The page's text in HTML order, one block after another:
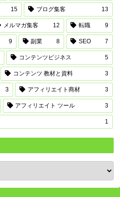
15 ブログ集客 13
メルマガ集客 12 転職 9
9 副業 8 SEO 7
コンテンツビジネス 5
コンテンツ 教材と資料 3
3 アフィリエイト商材 3
アフィリエイト ツール 3
1